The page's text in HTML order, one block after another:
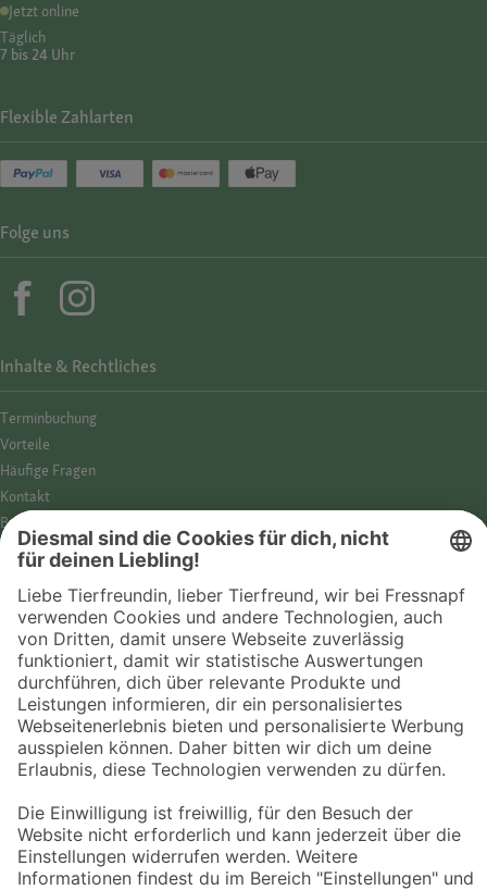
Jetzt online
Täglich
7 bis 24 Uhr
© 2026 Fressnapf Tiernahrungs GmbH
Westpreußenstraße 32-38
Inhalte & Rechtliches
Termin­buchung
Vorteile
Häufige Fragen
Kontakt
Barrierefreiheit
Impressum
Datenschutz­hinweise
Cookies
AGB
Entdecke Fressnapf
Tierversicherung
GPS-Tracker
Fressnapf Salon
Online-Shop
Flexible Zahlarten
Folge uns